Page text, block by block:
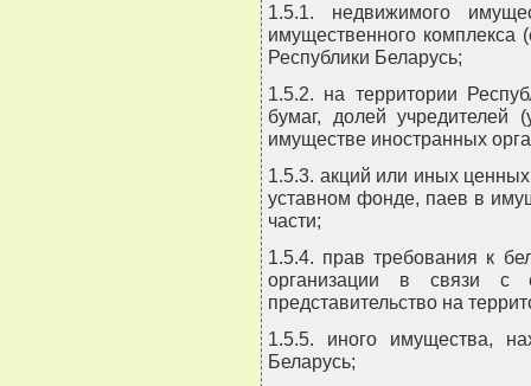
1.5.1. недвижимого
имущественного комплекса
Республики Беларусь;
1.5.2. на территории
бумаг, долей учредителей
имуществе иностранных
1.5.3. акций или иных
уставном фонде, паев в
части;
1.5.4. прав требования к
организации в связи с
представительство на
1.5.5. иного имущества,
Беларусь;